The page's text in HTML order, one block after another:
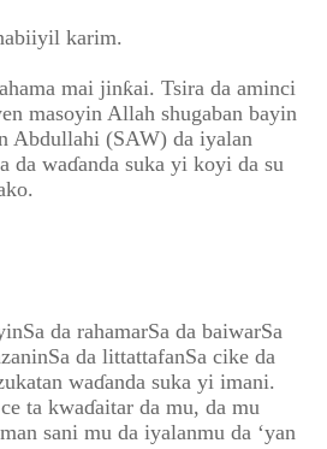
karim.
mai jinƙai. Tsira da aminci
masoyin Allah shugaban bayin
Abdullahi (SAW) da iyalan
da waɗanda suka yi koyi da su
da rahamarSa da baiwarSa
da littattafanSa cike da
waɗanda suka yi imani.
ta kwaɗaitar da mu, da mu
sani mu da iyalanmu da ‘yan